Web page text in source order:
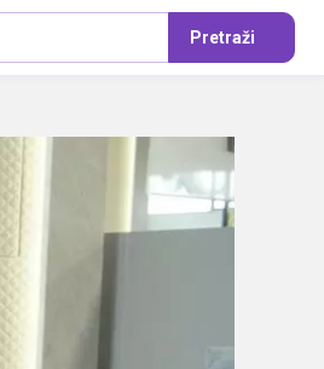
Pretraži